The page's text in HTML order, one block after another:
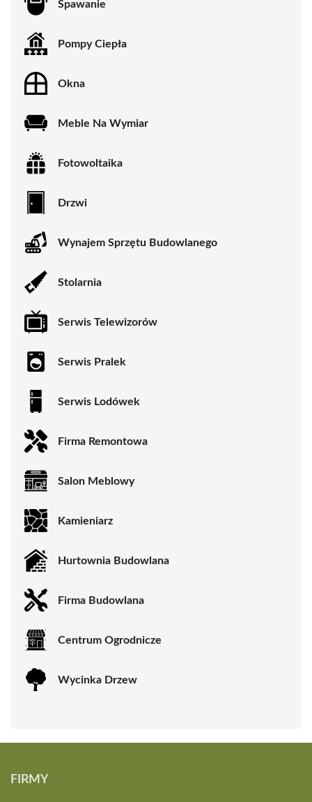
Spawanie
Pompy Ciepła
Okna
Meble Na Wymiar
Fotowoltaika
Drzwi
Wynajem Sprzętu Budowlanego
Stolarnia
Serwis Telewizorów
Serwis Pralek
Serwis Lodówek
Firma Remontowa
Salon Meblowy
Kamieniarz
Hurtownia Budowlana
Firma Budowlana
Centrum Ogrodnicze
Wycinka Drzew
FIRMY